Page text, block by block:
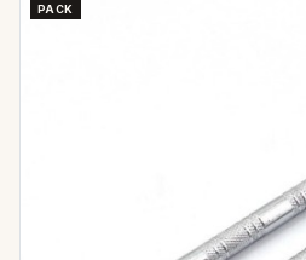
son adaptabilité. Avec
disponibles, il permet
plus adapté pour
PACK